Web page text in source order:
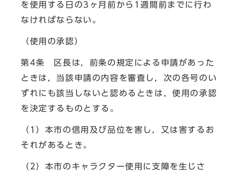
を使用する日の3ヶ月前から1週間前までに行わ
なければならない。
（使用の承認）
第4条 区長は，前条の規定による申請があった
ときは，当該申請の内容を審査し，次の各号のい
ずれにも該当しないと認めるときは，使用の承認
を決定するものとする。
（1）本市の信用及び品位を害し，又は害するお
それがあるとき。
（2）本市のキャラクター使用に支障を生じさ